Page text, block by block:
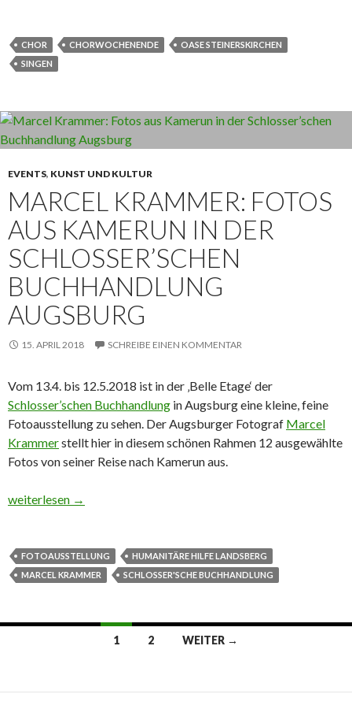
CHOR CHORWOCHENENDE
OASE STEINERSKIRCHEN
SINGEN
EVENTS, KUNST UND KULTUR
MARCEL KRAMMER: FOTOS
AUS KAMERUN IN DER
SCHLOSSER’SCHEN
BUCHHANDLUNG
AUGSBURG
15. APRIL 2018 SCHREIBE EINEN KOMMENTAR
Vom 13.4. bis 12.5.2018 ist in der ‚Belle Etage‘ der
Schlosser’schen Buchhandlung in Augsburg eine kleine, feine
Fotoausstellung zu sehen. Der Augsburger Fotograf Marcel
Krammerstellt hier in diesem schönen Rahmen 12 ausgewählte
Fotos von seiner Reise nach Kamerun aus.
Marcel Krammer: Fotos aus Kamerun in der Schlosser’schen
weiterlesen →
FOTOAUSSTELLUNG
HUMANITÄRE HILFE LANDSBERG
MARCEL KRAMMER
SCHLOSSER'SCHE BUCHHANDLUNG
Navigation
1 2 WEITER →